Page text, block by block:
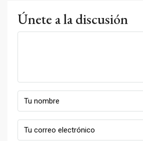
Únete a la discusión